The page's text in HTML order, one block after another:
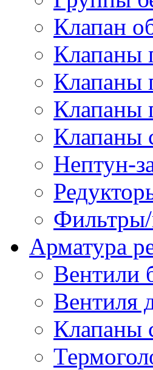
Клапан
Клапаны
Клапаны
Клапаны
Клапаны
Нептун-
Фильтры/
Арматура
Вентили
Вентиля
Клапаны